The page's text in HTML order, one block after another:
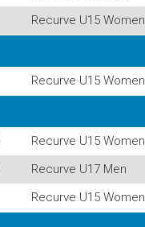
Recurve U15 Women
Recurve U15 Women
Recurve U15 Women
Recurve U17 Men
Recurve U15 Women